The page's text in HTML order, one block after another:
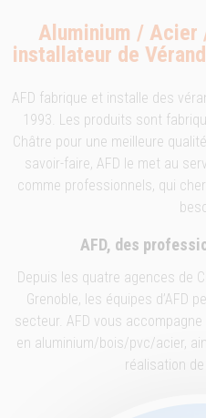
Aluminium / Acier
installateur de
AFD fabrique et installe des
1993. Les produits sont
Châtre pour une meilleure
savoir-faire, AFD le met au
comme professionnels, qui
AFD, des
Depuis les quatre agences de
Grenoble, les équipes d’AFD
secteur. AFD vous
en aluminium/bois/pvc/acier,
réalisation